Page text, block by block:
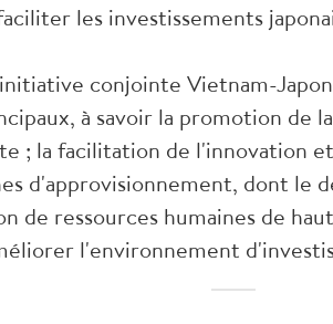
les investissements
conjointe Vietnam-
à savoir la promotion de
; la facilitation de l'innovation
d'approvisionnement, dont le
de ressources humaines de
l'environnement